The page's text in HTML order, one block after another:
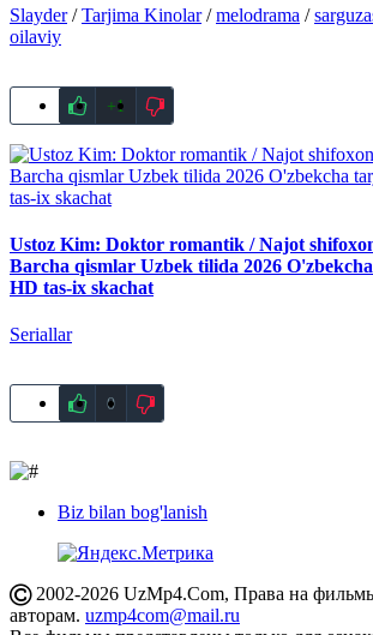
Slayder/Tarjima Kinolar/melodrama /
oilaviy
+1
Ustoz Kim: Doktor romantik / Najot
Barcha qismlar Uzbek tilida 2026
HD tas-ix skachat
Seriallar
0
Biz bilan bog'lanish
2002-2026 UzMp4.Com, Права на
авторам. uzmp4com@mail.ru